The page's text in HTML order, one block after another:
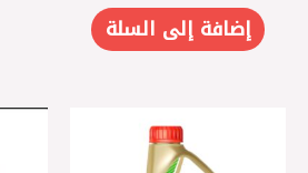
إضافة إلى السلة